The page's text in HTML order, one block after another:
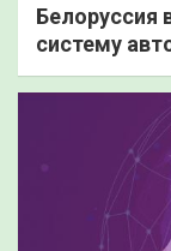
Белоруссия
систему